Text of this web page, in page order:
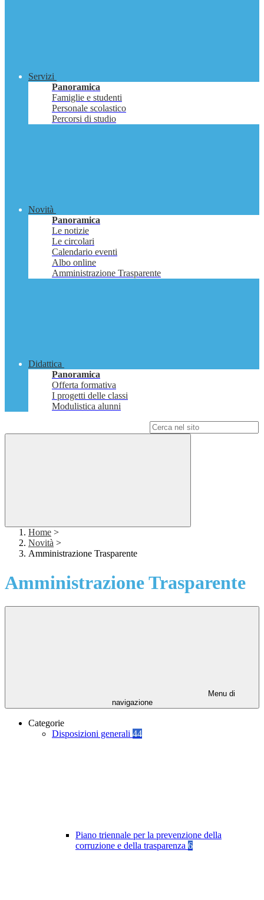
Servizi
Panoramica
Famiglie e studenti
Personale scolastico
Percorsi di studio
Novità
Panoramica
Le notizie
Le circolari
Calendario eventi
Albo online
Amministrazione Trasparente
Didattica
Panoramica
Offerta formativa
I progetti delle classi
Modulistica alunni
Home >
Novità >
Amministrazione Trasparente
Amministrazione Trasparente
Menu di
navigazione
Categorie
Disposizioni generali 44
Piano triennale per la prevenzione della
corruzione e della trasparenza 6